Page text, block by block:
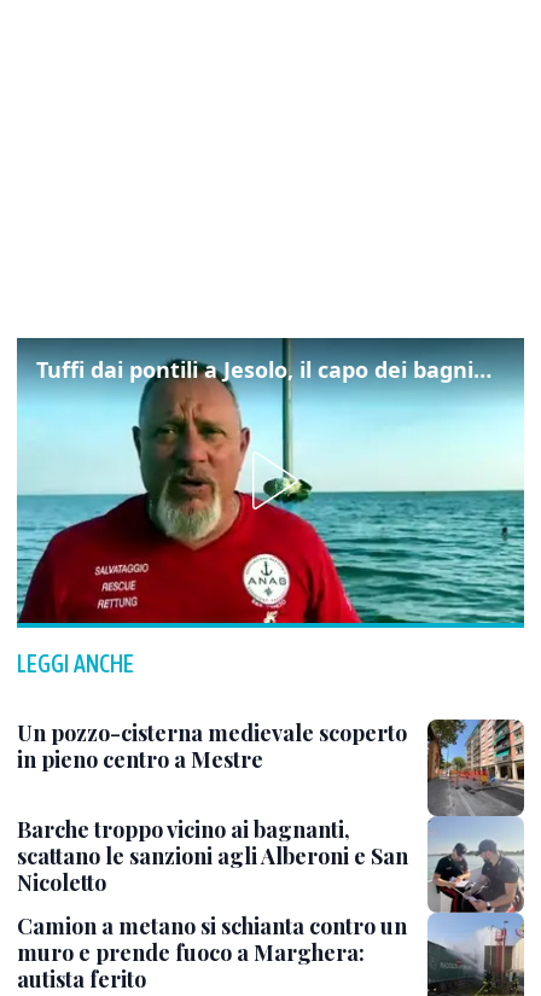
Tuffi dai pontili a Jesolo, il capo dei bagnini: "L'impegno di tutti per evitare altre tragedie"
LEGGI ANCHE
Un pozzo-cisterna medievale scoperto
in pieno centro a Mestre
Barche troppo vicino ai bagnanti,
scattano le sanzioni agli Alberoni e San
Nicoletto
Camion a metano si schianta contro un
muro e prende fuoco a Marghera:
autista ferito